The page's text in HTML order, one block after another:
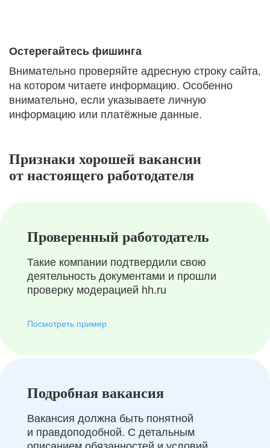
Остерегайтесь фишинга
Внимательно проверяйте адресную строку сайта,
на котором читаете информацию. Особенно
внимательно, если указываете личную
информацию или платёжные данные.
Признаки хорошей вакансии
от настоящего работодателя
Проверенный работодатель
Такие компании подтвердили свою
деятельность документами и прошли
проверку модерацией hh.ru
Посмотреть пример
Подробная вакансия
Вакансия должна быть понятной
и правдоподобной. С детальным